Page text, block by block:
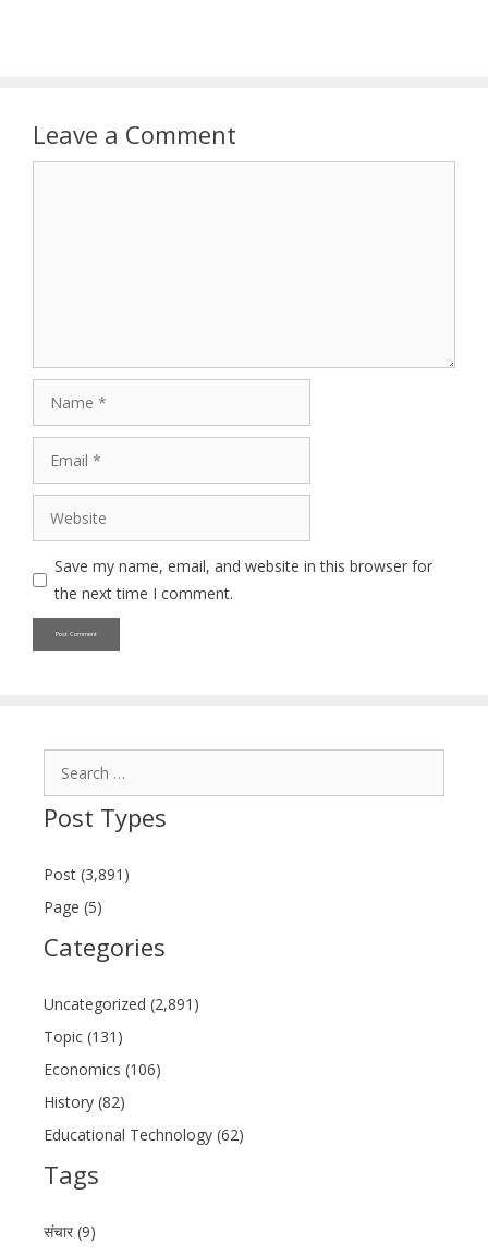
Leave a Comment
Website
Save my name, email, and website in this browser for
the next time I comment.
Post Types
Post (3,891)
Page (5)
Categories
Uncategorized (2,891)
Topic (131)
Economics (106)
History (82)
Educational Technology (62)
Tags
संचार (9)